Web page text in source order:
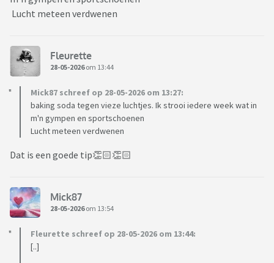
Lucht meteen verdwenen
Fleurette
28-05-2026om 13:44
Mick87 schreef op 28-05-2026 om 13:27:
baking soda tegen vieze luchtjes. Ik strooi iedere week wat in
m'n gympen en sportschoenen
Lucht meteen verdwenen
Dat is een goede tip👏🏻👏🏻
Mick87
28-05-2026om 13:54
Fleurette schreef op 28-05-2026 om 13:44:
[..]